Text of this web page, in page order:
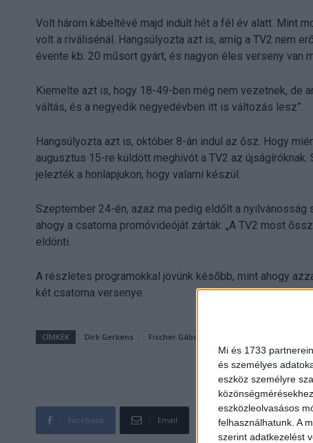
Mi és 1733
és személyes
eszköz személyre
eszközleolvasásos
felhasználhatunk. A
szerint adatkezelést
Volt három kábeltévé majd indult hét a fél év alatt. Mint
volt a riválisénál. Hangsúlyozta azt is, amíg a TV2 nem
évente kb. 20 műsort gyárt, és nagyon éles verseny van
Kiemelte azt is, hogy 18-49-ben még nem vezetnek, de
váltás, és a negyedik negyedévben itt is változás lesz”.
Hangsúlyozta azt is, október 8-án indul az ősz. Hogy
augusztus 15-re küldött meghívót a TV2 az
jelezték a honlapjukon, hogy valami készül.
Szeptember 24-én, azaz ma pedig eldőlt a
ahogy a csatorna promóvideóját zárták: „A TV2 most
eldönti.
A részletes programokkal jövünk később, mint ahogy
két csatorna versenye.
CÍMKÉK Dirk Gerkens Fischer Gábor
Facebook Email